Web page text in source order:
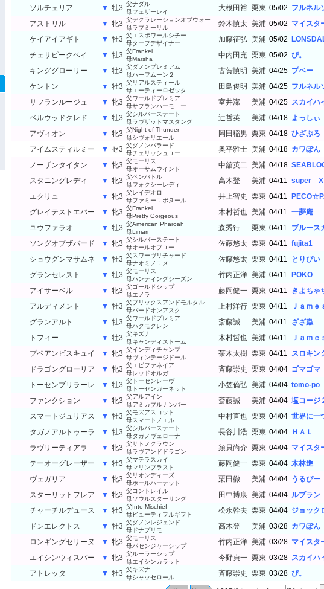
ソルチェリア
▼ 牡3 父ナダル
母フェザーレイ
大根田裕 栗東 05/02 フルネル
アストリル
▼ 牝3 父デクラレーションオブウォー
母ラブミーリル
鈴木慎太 美浦 05/02 マイスタ
ケイアイアギト
▼ 牡3 父エスポワールシチー
母ターフデザイナー
加藤征弘 美浦 05/02
チェサピークベイ
▼ 牡3 父Frankel
母Marsha
中内田充 栗東 05/02 ぴ。
キンググローリー
▼ 牡3 父ダノンプレミアム
母ハーフムーン２
古賀慎明 美浦 04/25 プペー
ケントン
▼ 牡3 父リアルスティール
母エーティーロゼッタ
田島俊明 美浦 04/25 フルネル
サフランルージュ
▼ 牝3 父ワールドプレミア
母サフランハーモニー
室井潔 美浦 04/25 スカイハ
ベルウッドクレド
▼ 牡3 父シルバーステート
母ラヴザットマスタング
辻哲英 美浦 04/18 よっしぃ
アヴィオン
▼ 牝3 父Night of Thunder
母シヴォリエール
岡田稲男 栗東 04/18 ひざぷろ
アイムスティルミー
▼ セ3 父ダノンバラード
母チェリッシュユー
奥平雅士 美浦 04/18 カワぽん
ノーザンタイタン
▼ 牝3 父モーリス
母オーサムウインド
中舘英二 美浦 04/18
スタニングレディ
▼ 牝3 父ベンバトル
母フォクシーレディ
高木登 美浦 04/11 super X
エクリュ
▼ 牝3 父レイデオロ
母ファミーユボヌール
井上智史 栗東 04/11
グレイテストエバー
▼ 牝3 父Frankel
母Pretty Gorgeous
木村哲也 美浦 04/11 一夢庵
ユウファラオ
▼ 牡3 父American Pharoah
母Limari
森秀行 栗東 04/11 ブルース
ソングオブザバード
▼ 牝3 父シルバーステート
母オールオブユー
佐藤悠太 栗東 04/11 fujita1
ショウグンマサムネ
▼ 牡3 父スワーヴリチャード
母ナオミノユメ
佐藤悠太 栗東 04/11 とりぴい
グランセレスト
▼ 牡3 父モーリス
母ハンティングシーズン
竹内正洋 美浦 04/11 POKO
アイサーベル
▼ 牝3 父ゴールドシップ
母エノラ
藤岡健一 栗東 04/11 きよちゃ
アルディメント
▼ 牡3 父ブリックスアンドモルタル
母バードオンアスク
上村洋行 栗東 04/11 Ｊａｍｅ
グランアルト
▼ 牡3 父ワールドプレミア
母ハクモクレン
斎藤誠 美浦 04/11 ざざ蟲
トフィー
▼ 牡3 父キズナ
母キャンディストーム
木村哲也 美浦 04/11 Ｊａｍｅ
プペアンビスキュイ
▼ 牝3 父インディチャンプ
母ヴィンテージドール
茶木太樹 栗東 04/11 スロキン
ドラゴングローリア
▼ 牝3 父エピファネイア
母レッドオルガ
斉藤崇史 栗東 04/04 ゴマゴマ
トーセンブリラーレ
▼ 牡3 父トーセンレーヴ
母トーセンガーネット
小笠倫弘 美浦 04/04 tomo-po
ファンクション
▼ 牝3 父アルアイン
母アミカブルナンバー
斎藤誠 美浦 04/04 塩コージ
スマートジュリアス
▼ 牡3 父モズアスコット
母スマートノエル
中村直也 栗東 04/04 世界に一
タガノアルトゥーラ
▼ 牡3 父シルバーステート
母タガノヴェローナ
長谷川浩 栗東 04/04 ＨＡＬ
ラヴリーティアラ
▼ 牝3 父サトノクラウン
母ラヴアンドドラゴン
須貝尚介 栗東 04/04 マイスタ
テーオーグレーザー
▼ 牡3 父マテラスカイ
母マリンブラスト
藤岡健一 栗東 04/04 木林進
ヴェガリア
▼ 牝3 父リオンディーズ
母ホールハーテッド
栗田徹 美浦 04/04 うるぴー
スターリットフレア
▼ 牝3 父コントレイル
母ソウルスターリング
田中博康 美浦 04/04 ルブラン
チャーチルデュース
▼ 牡3 父Into Mischief
母ビューティフルギフト
松永幹夫 栗東 04/04 ジョック
ドンエレクトス
▼ 牡3 父ダノンレジェンド
母ドナプリモ
高木登 美浦 03/28 カワぽん
ロンギングセリーヌ
▼ 牝3 父モーリス
母パセンジャーシップ
竹内正洋 美浦 03/28 マイスタ
エイシンウィスパー
▼ 牝3 父ルーラーシップ
母エイシンカラット
今野貞一 栗東 03/28 スカイハ
アトレッタ
▼ 牡3 父キズナ
母シャッセロール
斉藤崇史 栗東 03/28 ぴ。